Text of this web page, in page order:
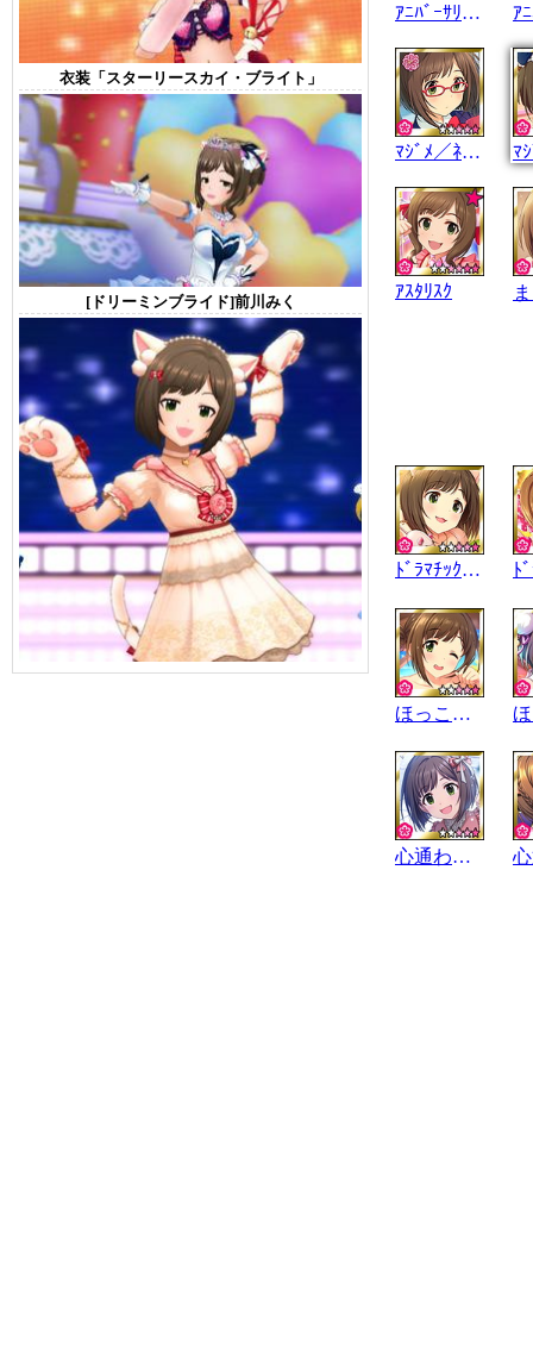
ｱﾆﾊﾞｰｻﾘｰｷｬｯﾄ
ﾏｼﾞﾒ／ﾈｺﾁｬﾝ
ｱｽﾀﾘｽｸ
ﾄﾞﾗﾏﾁｯｸﾈｺﾁｬﾝ
ほっこりﾈｺﾁｬﾝ
心通わすﾆｬﾋﾞｹﾞｰﾀｰ
衣装「スターリースカイ・ブライト」
[ドリーミンブライド]前川みく